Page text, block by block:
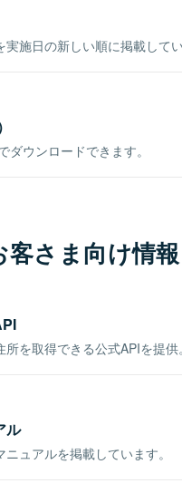
施日の新しい順に掲載してい
ウンロードできます。
客さま向け情報
を取得できる公式APIを提供。
ル
ュアルを掲載しています。